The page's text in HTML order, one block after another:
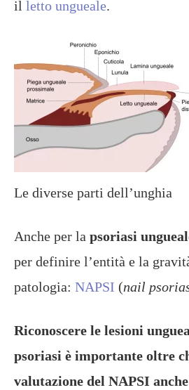
il letto ungueale.
Le diverse parti dell’unghia
Anche per la psoriasi
per definire l’entità e la
patologia: NAPSI (nail
Riconoscere le lesioni
psoriasi è importante oltre
valutazione del NAPSI